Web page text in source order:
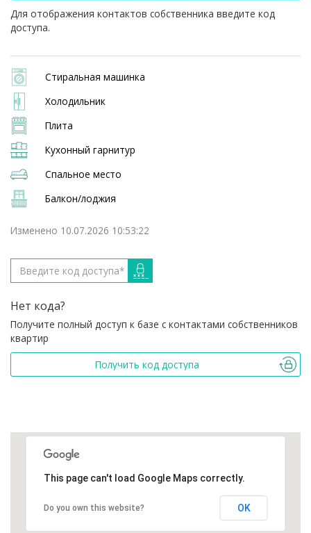
Для отображения контактов собственника введите код
доступа.
Стиральная машинка
Холодильник
Плита
Кухонный гарнитур
Спальное место
Балкон/лоджия
Изменено 10.07.2026 10:53:22
Нет кода?
Получите полный доступ к базе с контактами собственников
квартир
Получить код доступа
This page can't load Google Maps correctly.
Do you own this website? OK